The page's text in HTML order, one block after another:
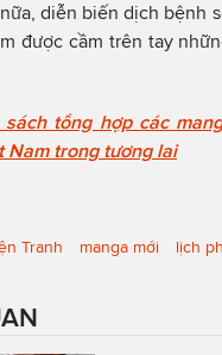
diễn biến dịch bệnh
được cầm trên tay
sách tổng hợp các
Nam trong tương lai
Tranh manga mới lịch